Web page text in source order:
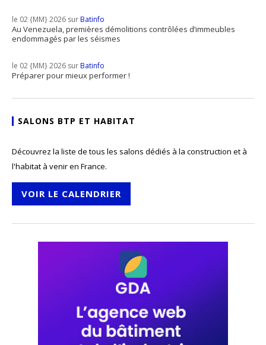
le 02 {MM} 2026 surBatinfo
Au Venezuela, premières démolitions contrôlées d’immeubles
endommagés par les séismes
le 02 {MM} 2026 surBatinfo
Préparer pour mieux performer !
SALONS BTP ET HABITAT
Découvrez la liste de tous les salons dédiés à la construction et à
l'habitat à venir en France.
VOIR LE CALENDRIER